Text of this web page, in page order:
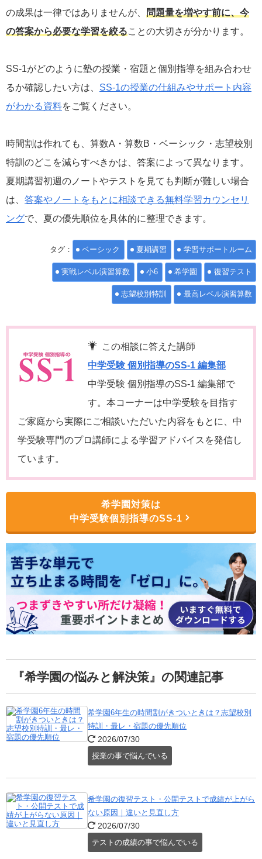
の成果は一律ではありませんが、
問題量を増やす前に、今
の答案から必要な学習を絞ることの大切さが分かります。
SS-1がどのように塾の授業・宿題と個別指導を組み合わせ
るか確認したい方は、 SS-1の授業の仕組みやサポート内容
がわかる資料をご覧ください。
時間割は作れても、算数A・算数B・ベーシック・志望校別
特訓のどこを減らすべきかは、答案によって異なります。
夏期講習初週のノートやテストを見ても判断が難しい場合
は、 答案やノートをもとに相談できる無料学習カウンセリ
ングで、夏の優先順位を具体的に整理できます。
タグ： ベーシック 夏期講習 学習サポートルーム
実戦レベル演習算数 小6 希学園 復習テスト
志望校別特訓 最高レベル演習算数
この相談に答えた講師
中学受験 個別指導のSS-1 編集部
中学受験 個別指導のSS-1 編集部で
す。本コーナーは中学受験を目指す
ご家庭から実際にご相談いただいた内容をもとに、中
学受験専門のプロ講師による学習アドバイスを発信し
ています。
希学園対策は
中学受験個別指導のSS-1
『希学園の悩みと解決策』の関連記事
希学園6年生の時間割がきついときは？志望校別
特訓・最レ・宿題の優先順位
2026/07/30
授業の事で悩んでいる
希学園の復習テスト・公開テストで成績が上がら
ない原因｜違いと見直し方
2026/07/30
テストの成績の事で悩んでいる